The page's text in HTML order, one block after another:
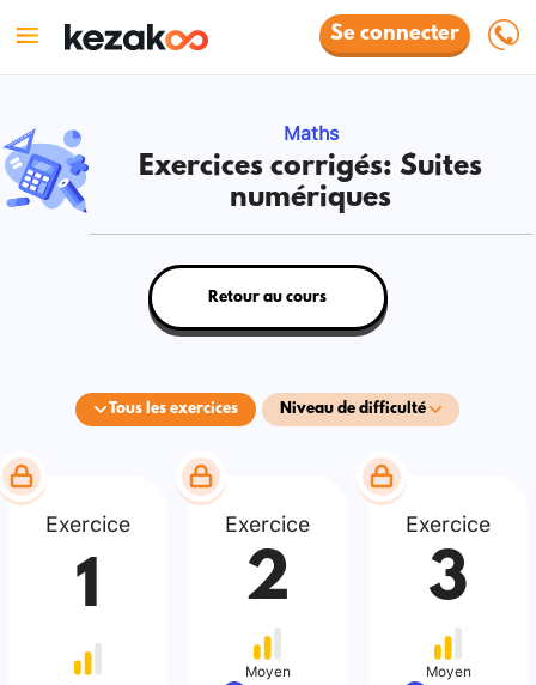
Se connecter
Maths
Exercices corrigés: Suites
numériques
Tous les exercices Niveau de difficulté
Retour au cours
Exercice
1
Exercice
2
Moyen
Exercice
3
Moyen